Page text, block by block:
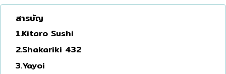
ปู
โอโคโนมิยากิ/เทปปันยากิ
ด้ง (ข้าวหน้าต่างๆ)
เพลินจิต
ชิดลม
บางนา
นานา
สารบัญ
1.Kitaro Sushi
2.Shakariki 432
3.Yayoi